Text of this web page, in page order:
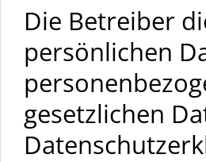
Die Betreiber
persönlichen
gesetzlichen